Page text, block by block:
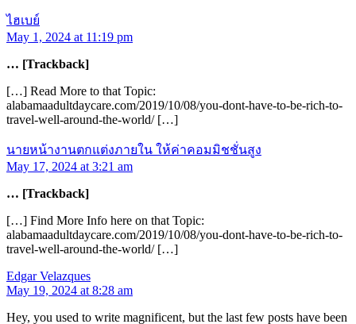
ไฮเบย์
May 1, 2024 at 11:19 pm
… [Trackback]
[…] Read More to that Topic:
alabamaadultdaycare.com/2019/10/08/you-dont-have-to-be-rich-to-
travel-well-around-the-world/ […]
นายหน้างานตกแต่งภายใน ให้ค่าคอมมิชชั่นสูง
May 17, 2024 at 3:21 am
… [Trackback]
[…] Find More Info here on that Topic:
alabamaadultdaycare.com/2019/10/08/you-dont-have-to-be-rich-to-
travel-well-around-the-world/ […]
Edgar Velazques
May 19, 2024 at 8:28 am
Hey, you used to write magnificent, but the last few posts have been